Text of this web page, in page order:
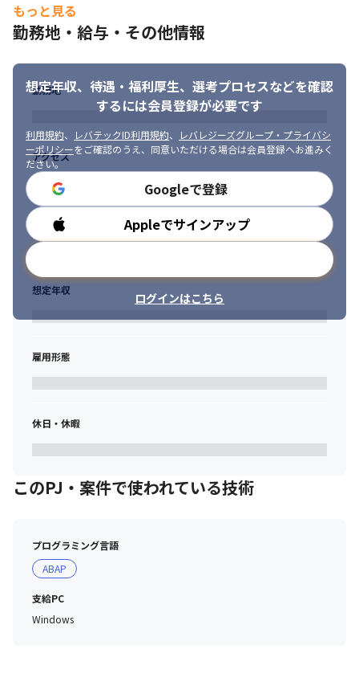
IT経験が浅い方も、しっかりサポートします！
もっと見る
勤務地・給与・その他情報
想定年収、待遇・福利厚生、 選考プロセスなどを確認
するには会員登録が必要です
利用規約、 レバテックID利用規約、
レバレジーズグループ・プライバシ
ーポリシーをご確認のうえ、同意いただける場合は会員登録へお進みく
ださい。
Googleで登録
Appleでサインアップ
ログインはこちら
勤務地
アクセス
勤務時間
想定年収
雇用形態
休日・休暇
このPJ・案件で使われている技術
プログラミング言語
ABAP
支給PC
Windows